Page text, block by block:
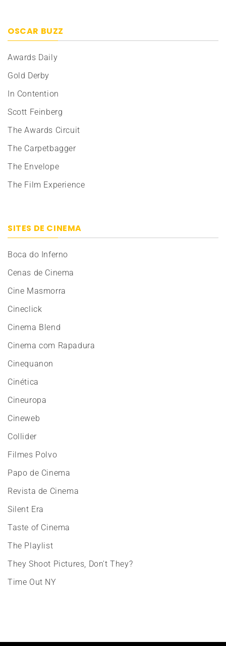
OSCAR BUZZ
Awards Daily
Gold Derby
In Contention
Scott Feinberg
The Awards Circuit
The Carpetbagger
The Envelope
The Film Experience
SITES DE CINEMA
Boca do Inferno
Cenas de Cinema
Cine Masmorra
Cineclick
Cinema Blend
Cinema com Rapadura
Cinequanon
Cinética
Cineuropa
Cineweb
Collider
Filmes Polvo
Papo de Cinema
Revista de Cinema
Silent Era
Taste of Cinema
The Playlist
They Shoot Pictures, Don't They?
Time Out NY